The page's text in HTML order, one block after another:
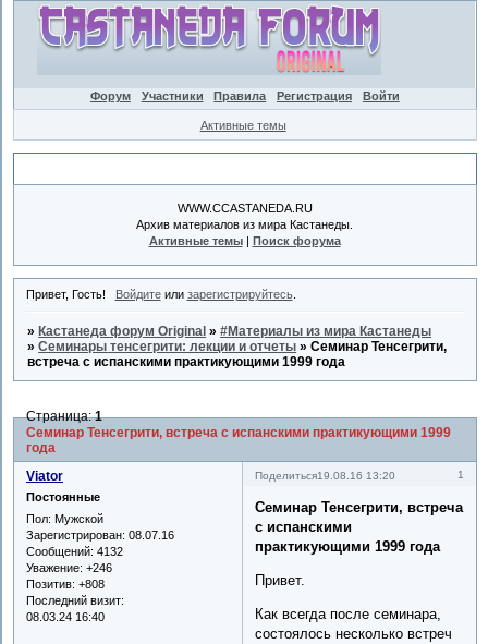
Форум Участники Правила Регистрация Войти
Активные темы
WWW.CCASTANEDA.RU
Архив материалов из мира Кастанеды.
Активные темы| Поиск форума
Привет, Гость! Войдитеили зарегистрируйтесь.
» Кастанеда форум Original »#Материалы из мира Кастанеды
»Семинары тенсегрити: лекции и отчеты »Семинар Тенсегрити,
встреча с испанскими практикующими 1999 года
Семинар Тенсегрити, встреча с испанскими практикующими 1999
года
Страница:1
Поделиться 1
19.08.16 13:20
Viator
Постоянные
Пол: Мужской
Зарегистрирован: 08.07.16
Сообщений: 4132
Уважение: +246
Позитив: +808
Последний визит:
08.03.24 16:40
Семинар Тенсегрити, встреча
с испанскими
практикующими 1999 года
Привет.
Как всегда после семинара,
состоялось несколько встреч